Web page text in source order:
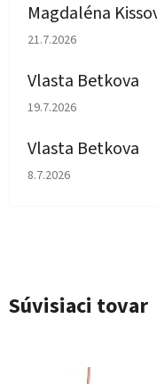
Magdaléna
Hodnotenie obchodu
21.7.2026
Vlasta Betkova
Hodnotenie obchodu
19.7.2026
Vlasta Betkova
Hodnotenie obchodu
8.7.2026
Súvisiaci tovar